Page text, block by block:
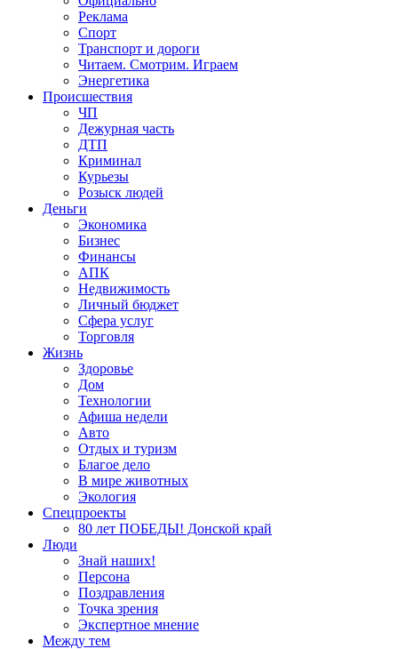
Реклама
Спорт
Транспорт и дороги
Читаем. Смотрим. Играем
Энергетика
Происшествия
ЧП
Дежурная часть
ДТП
Криминал
Курьезы
Розыск людей
Деньги
Экономика
Бизнес
Финансы
АПК
Недвижимость
Личный бюджет
Сфера услуг
Торговля
Жизнь
Здоровье
Дом
Технологии
Афиша недели
Авто
Отдых и туризм
Благое дело
В мире животных
Экология
Спецпроекты
80 лет ПОБЕДЫ! Донской край
Люди
Знай наших!
Персона
Поздравления
Точка зрения
Экспертное мнение
Между тем